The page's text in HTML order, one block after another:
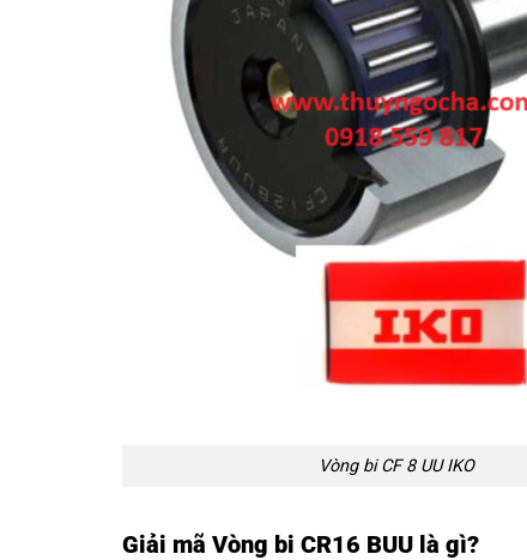
Vòng bi CF 8 UU IKO
Giải mã Vòng bi CR16 BUU là gì?